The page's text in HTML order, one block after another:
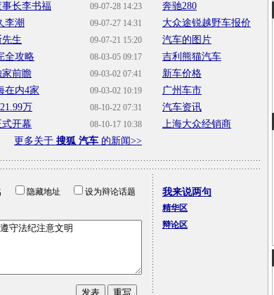
09-07-28 14:23
长李书福
09-07-27 14:31
李潮
09-07-21 15:20
生
08-03-05 09:17
全攻略
09-03-02 07:41
家前瞻
09-03-02 10:19
在内4家
08-10-22 07:31
万
08-10-17 10:38
开幕
更多关于 搜狐 汽车 的新闻>>
奔驰280
大众途锐越野车报价
汽车的图片
吉利熊猫汽车
新车价格
广州车市
汽车资讯
上海大众经销商
隐藏地址
设为辩论话题
我来说两句
精华区
辩论区